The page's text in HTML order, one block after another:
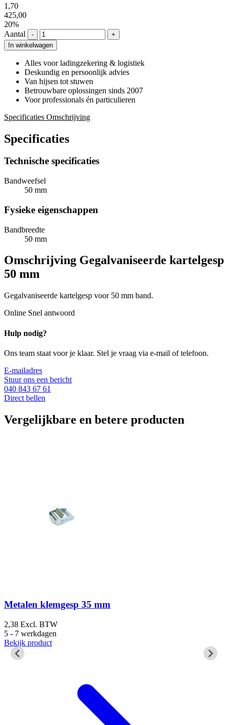
1,70
425,00
20%
Aantal
-
+
In winkelwagen
Alles voor ladingzekering & logistiek
Deskundig en persoonlijk advies
Van hijsen tot stuwen
Betrouwbare oplossingen sinds 2007
Voor professionals én particulieren
Specificaties Omschrijving
Specificaties
Technische specificaties
Bandweefsel
50 mm
Fysieke eigenschappen
Bandbreedte
50 mm
Omschrijving Gegalvaniseerde kartelgesp
50 mm
Gegalvaniseerde kartelgesp voor 50 mm band.
Online Snel antwoord
Hulp nodig?
Ons team staat voor je klaar. Stel je vraag via e-mail of telefoon.
E-mailadres
Stuur ons een bericht
040 843 67 61
Direct bellen
Vergelijkbare en betere producten
Metalen klemgesp 35 mm
2,38 Excl. BTW
5 - 7 werkdagen
Bekijk product